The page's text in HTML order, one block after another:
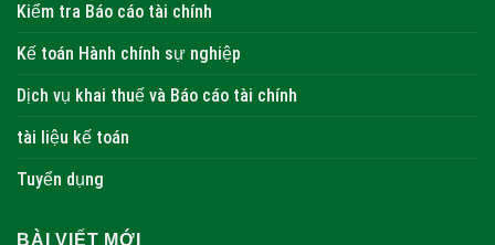
Kiểm tra Báo cáo tài chính
Kế toán Hành chính sự nghiệp
Dịch vụ khai thuế và Báo cáo tài chính
tài liệu kế toán
Tuyển dụng
BÀI VIẾT MỚI